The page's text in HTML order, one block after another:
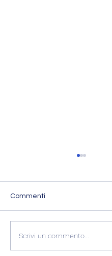
Commenti
Scrivi un commento...